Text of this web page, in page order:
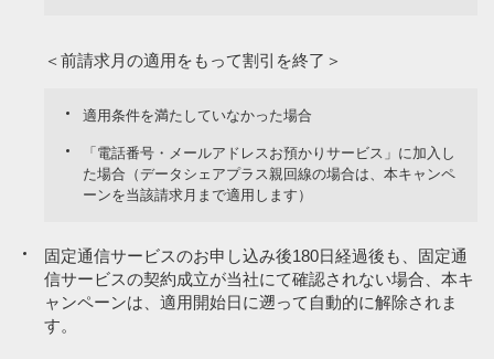
＜前請求月の適用をもって割引を終了＞
適用条件を満たしていなかった場合
「電話番号・メールアドレスお預かりサービス」に加入し
た場合（データシェアプラス親回線の場合は、本キャンペ
ーンを当該請求月まで適用します）
固定通信サービスのお申し込み後180日経過後も、固定通
信サービスの契約成立が当社にて確認されない場合、本キ
ャンペーンは、適用開始日に遡って自動的に解除されま
す。